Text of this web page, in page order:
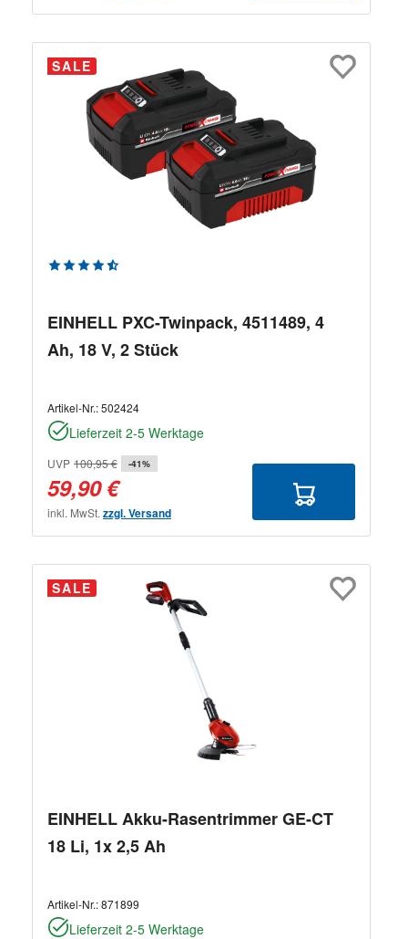
SALE
Durchschnittliche Bewertung von 4.5 von 5 Sternen
EINHELL PXC-Twinpack, 4511489, 4
Ah, 18 V, 2 Stück
Artikel-Nr.:502424
Lieferzeit 2-5 Werktage
UVP 100,95 € -41%
59,90 €
inkl. MwSt. zzgl. Versand
SALE
EINHELL Akku-Rasentrimmer GE-CT
18 Li, 1x 2,5 Ah
Artikel-Nr.:871899
Lieferzeit 2-5 Werktage